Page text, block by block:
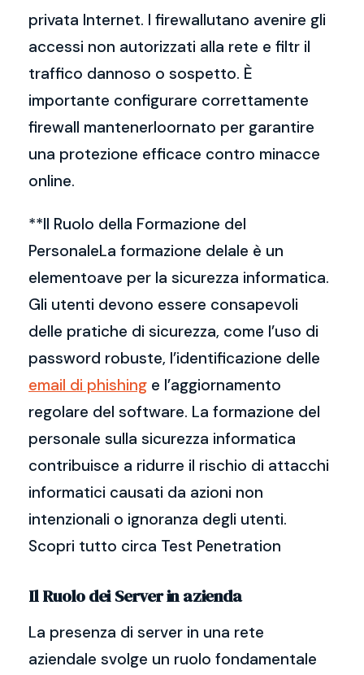
privata Internet. I firewallutano avenire gli
accessi non autorizzati alla rete e filtr il
traffico dannoso o sospetto. È
importante configurare correttamente
firewall mantenerloornato per garantire
una protezione efficace contro minacce
online.
**Il Ruolo della Formazione del
PersonaleLa formazione delale è un
elementoave per la sicurezza informatica.
Gli utenti devono essere consapevoli
delle pratiche di sicurezza, come l’uso di
password robuste, l’identificazione delle
email di phishing e l’aggiornamento
regolare del software. La formazione del
personale sulla sicurezza informatica
contribuisce a ridurre il rischio di attacchi
informatici causati da azioni non
intenzionali o ignoranza degli utenti.
Scopri tutto circa Test Penetration
Il Ruolo dei Server in azienda
La presenza di server in una rete
aziendale svolge un ruolo fondamentale